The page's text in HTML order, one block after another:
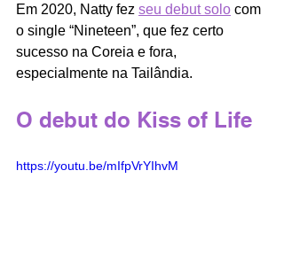
Em 2020, Natty fez seu debut solo com
o single “Nineteen”, que fez certo
sucesso na Coreia e fora,
especialmente na Tailândia.
O debut do Kiss of Life
https://youtu.be/mIfpVrYIhvM